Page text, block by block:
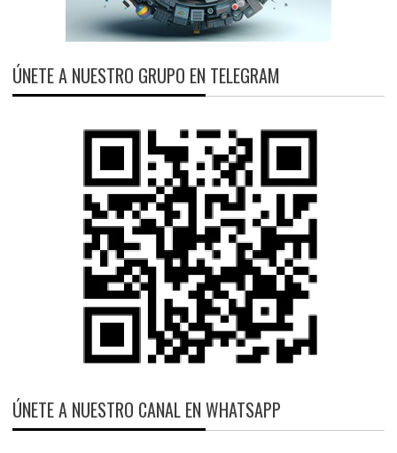
ÚNETE A NUESTRO GRUPO EN TELEGRAM
ÚNETE A NUESTRO CANAL EN WHATSAPP